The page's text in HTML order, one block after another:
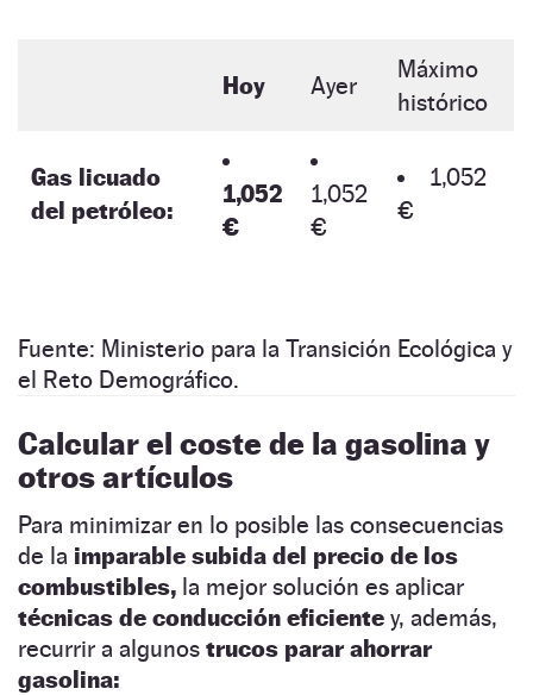
Hoy Ayer
Máximo
histórico
Gas licuado
del petróleo:
1,052
€
1,052
€
1,052
€
Fuente: Ministerio para la Transición Ecológica y
el Reto Demográfico.
Calcular el coste de la gasolina y
otros artículos
Para minimizar en lo posible las consecuencias
de la imparable subida del precio de los
combustibles, la mejor solución es aplicar
técnicas de conducción eficiente y, además,
recurrir a algunos trucos parar ahorrar
gasolina: